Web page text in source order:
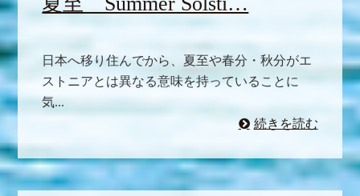
日本へ移り住んでから、夏至や春分・秋分がエ
ストニアとは異なる意味を持っていることに
気...
続きを読む